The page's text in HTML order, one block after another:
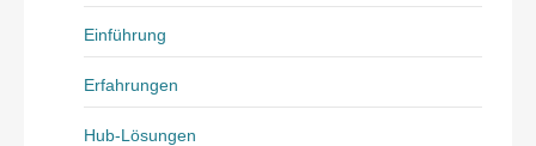
Einführung
Erfahrungen
Hub-Lösungen